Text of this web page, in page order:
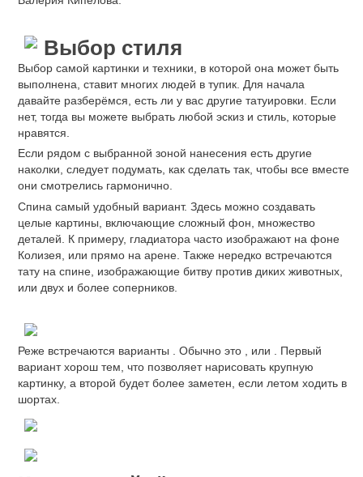
Выбор стиля
Выбор самой картинки и техники, в которой она может быть
выполнена, ставит многих людей в тупик. Для начала
давайте разберёмся, есть ли у вас другие татуировки. Если
нет, тогда вы можете выбрать любой эскиз и стиль, которые
нравятся.
Если рядом с выбранной зоной нанесения есть другие
наколки, следует подумать, как сделать так, чтобы все вместе
они смотрелись гармонично.
Спина самый удобный вариант. Здесь можно создавать
целые картины, включающие сложный фон, множество
деталей. К примеру, гладиатора часто изображают на фоне
Колизея, или прямо на арене. Также нередко встречаются
тату на спине, изображающие битву против диких животных,
или двух и более соперников.
Реже встречаются варианты . Обычно это , или . Первый
вариант хорош тем, что позволяет нарисовать крупную
картинку, а второй будет более заметен, если летом ходить в
шортах.